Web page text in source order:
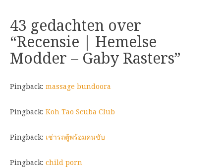
43 gedachten over
“Recensie | Hemelse
Modder – Gaby Rasters”
Pingback: massage bundoora
Pingback: Koh Tao Scuba Club
Pingback: เช่ารถตู้พร้อมคนขับ
Pingback: child porn